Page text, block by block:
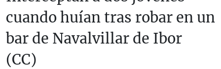
cuando huían tras robar en un
bar de Navalvillar de Ibor
(CC)